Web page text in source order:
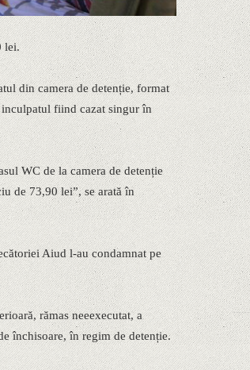
lei.
din camera de detenție, format
fiind cazat singur în
WC de la camera de detenție
de 73,90 lei”, se arată în
Aiud l-au condamnat pe
rămas neeexecutat, a
închisoare, în regim de detenție.